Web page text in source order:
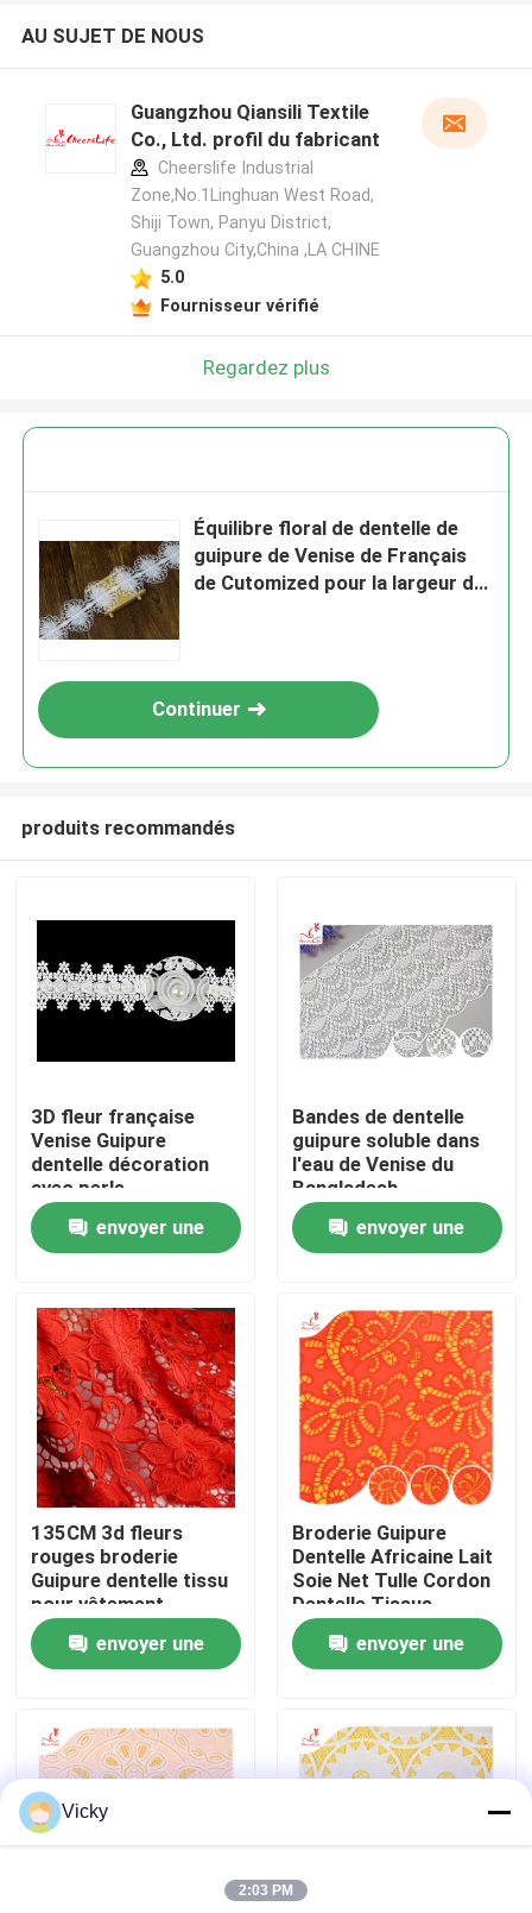
Maison
Au sujet de nous
Visite d'usine
Contrôle de qualité
Contactez-nous
Demandez une citation
Exhibition Information
tissu brodé de dentelle
équilibre brodé de dentelle
AU SUJET DE NOUS
Guangzhou Qiansili Textile
Co., Ltd. profil du fabricant
Cheerslife Industrial
Zone,No.1Linghuan West Road,
Shiji Town, Panyu District,
Guangzhou City,China ,LA CHINE
5.0
Fournisseur vérifié
Regardez plus
Équilibre floral de dentelle de
guipure de Venise de Français
de Cutomized pour la largeur du
Continuer
produits recommandés
3D fleur française
Venise Guipure
dentelle décoration
avec perle
envoyer une
Bandes de dentelle
guipure soluble dans
l'eau de Venise du
Bangladesh
envoyer une
135CM 3d fleurs
rouges broderie
Guipure dentelle tissu
pour vêtement
envoyer une
Broderie Guipure
Dentelle Africaine Lait
Soie Net Tulle Cordon
Dentelle Tissus
envoyer une
Vicky
2:03 PM